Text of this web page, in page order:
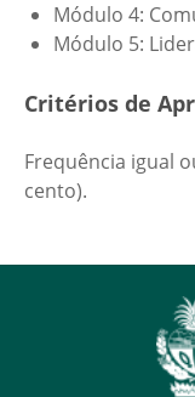
Módulo 4:
Módulo 5:
Critérios de
Frequência igual
cento).